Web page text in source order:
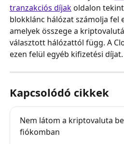
tranzakciós díjak oldalon
blokklánc hálózat számolja fel
amelyek összege a
választott hálózattól függ. A
ezen felül egyéb kifizetési díjat.
Kapcsolódó cikkek
Nem látom a kriptovaluta
fiókomban